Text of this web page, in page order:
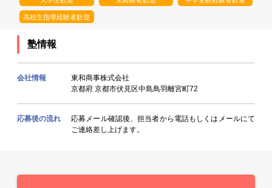
高校生指導経験者歓迎
塾情報
会社情報
東和商事株式会社
京都府 京都市伏見区中島鳥羽離宮町72
応募後の流れ
応募メール確認後、担当者から電話もしくはメールにて
ご連絡差し上げます。